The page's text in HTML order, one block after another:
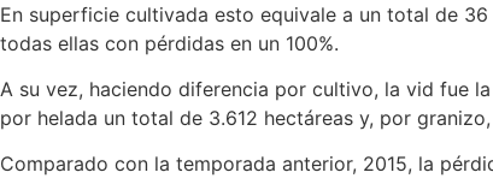
En superficie cultivada esto equivale a un total de
todas ellas con pérdidas en un 100%.
A su vez, haciendo diferencia por cultivo, la vid fue
por helada un total de 3.612 hectáreas y, por
Comparado con la temporada anterior, 2015, la